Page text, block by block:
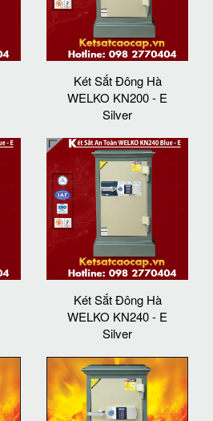
Két Sắt Đông Hà
WELKO KN200 - E
Silver
Két Sắt Đông Hà
WELKO KN240 - E
Silver